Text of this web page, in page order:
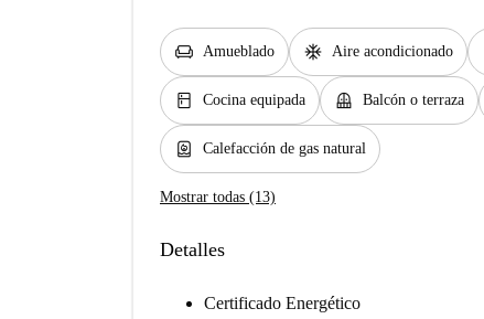
chair Amueblado ac_unit Aire acondicionado
kitchen Cocina equipada balcony Balcón o terraza
water_heater Calefacción de gas natural
Mostrar todas (13)
Detalles
Certificado Energético